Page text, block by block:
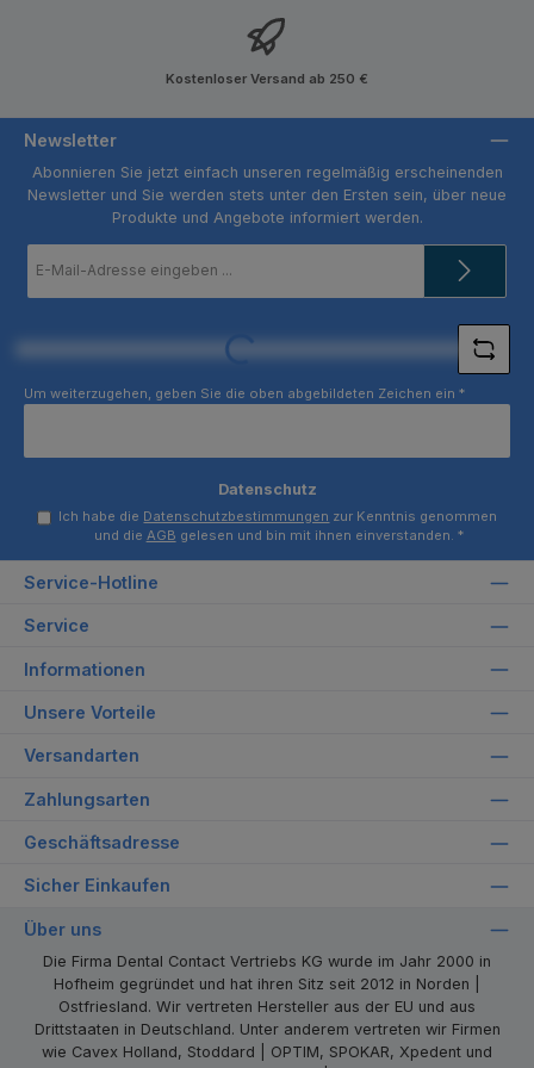
Kostenloser Versand ab 250 €
Newsletter
Abonnieren Sie jetzt einfach unseren regelmäßig erscheinenden
Newsletter und Sie werden stets unter den Ersten sein, über neue
Produkte und Angebote informiert werden.
Mail-
Loading...
Um weiterzugehen, geben Sie die oben abgebildeten Zeichen ein *
Datenschutz
Ich habe die Datenschutzbestimmungen zur Kenntnis genommen
und die AGB gelesen und bin mit ihnen einverstanden. *
Service-Hotline
Service
Informationen
Unsere Vorteile
Versandarten
Zahlungsarten
Geschäftsadresse
Sicher Einkaufen
Über uns
Die Firma Dental Contact Vertriebs KG wurde im Jahr 2000 in
Hofheim gegründet und hat ihren Sitz seit 2012 in Norden |
Ostfriesland. Wir vertreten Hersteller aus der EU und aus
Drittstaaten in Deutschland. Unter anderem vertreten wir Firmen
wie Cavex Holland, Stoddard | OPTIM, SPOKAR, Xpedent und